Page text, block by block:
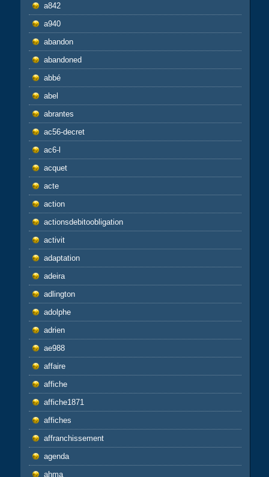
a842
a940
abandon
abandoned
abbé
abel
abrantes
ac56-decret
ac6-l
acquet
acte
action
actionsdebitoobligation
activit
adaptation
adeira
adlington
adolphe
adrien
ae988
affaire
affiche
affiche1871
affiches
affranchissement
agenda
ahma